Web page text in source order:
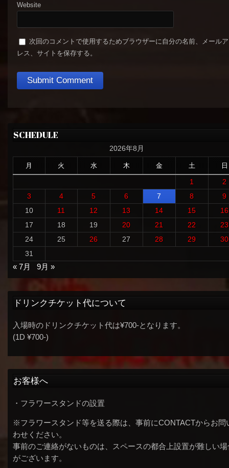
Website
次回のコメントで使用するためブラウザーに自分の名前、メール
レス、サイトを保存する。
SCHEDULE
2026年8月
月 火 水 木 金 土 日
1
2
3
4 5 6 7 8
9
10
11 12 13 14 15
16
17
18 19 20 21 22
23
24
25 26 27 28 29
30
31
« 7月
9月 »
ドリンクチケット代について
入場時のドリンクチケット代は¥700-となります。
(1D ¥700-)
お客様へ
・フラワースタンドの設置
※フラワースタンド等を送る際は、事前にCONTACTからお問
わせください。
事前のご連絡がないものは、スペースの都合上設置が難しい場
がございます。